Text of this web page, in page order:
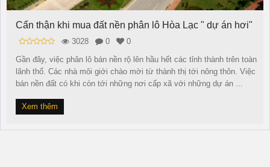
Cẩn thận khi mua đất nền phân lô Hòa Lạc " dự án hơi"
3028 0
0
Gần đây, việc phân lô bán nền rộ lên hầu hết các tỉnh thành trên toàn
lãnh thổ. Các nhà môi giới chào mời từ thành thị tới nông thôn. Việc
bán nền đất có khi còn tới những nơi cấp xã với những dự án ...
Xem thêm